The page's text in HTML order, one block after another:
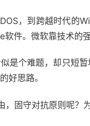
，到跨越时代的
件。微软靠技术的
是个难题，却只短
好思路。
，固守对抗原则呢